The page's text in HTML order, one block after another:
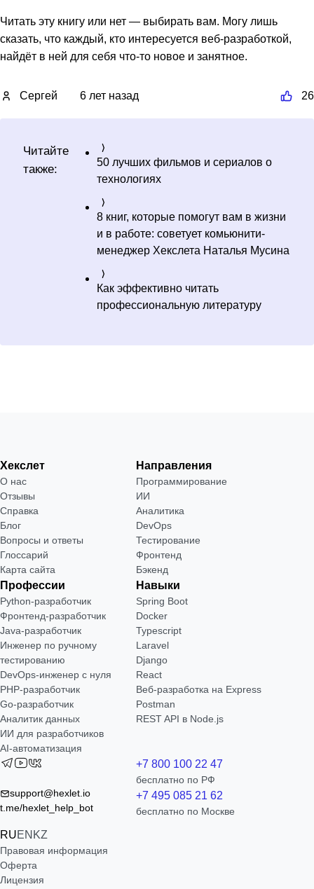
Читать эту книгу или нет — выбирать вам. Могу лишь
сказать, что каждый, кто интересуется веб-разработкой,
найдёт в ней для себя что-то новое и занятное.
Сергей 6 лет назад 26
Читайте
также:
50 лучших фильмов и сериалов о
технологиях
8 книг, которые помогут вам в жизни
и в работе: советует комьюнити-
менеджер Хекслета Наталья Мусина
Как эффективно читать
профессиональную литературу
Хекслет
О нас
Отзывы
Справка
Блог
Вопросы и ответы
Глоссарий
Карта сайта
Направления
Программирование
ИИ
Аналитика
DevOps
Тестирование
Фронтенд
Бэкенд
Профессии
Python-разработчик
Фронтенд-разработчик
Java-разработчик
Инженер по ручному
тестированию
DevOps-инженер с нуля
РНР-разработчик
Go-разработчик
Аналитик данных
ИИ для разработчиков
AI-автоматизация
Навыки
Spring Boot
Docker
Typescript
Laravel
Django
React
Веб-разработка на Express
Postman
REST API в Node.js
support@hexlet.io
t.me/hexlet_help_bot
RUEN KZ
+7 800 100 22 47
бесплатно по РФ
+7 495 085 21 62
бесплатно по Москве
Правовая информация
Оферта
Лицензия